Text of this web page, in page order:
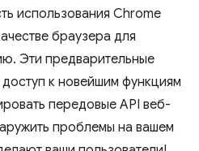
использования Chrome
браузера для
Эти предварительные
к новейшим функциям
передовые API веб-
проблемы на вашем